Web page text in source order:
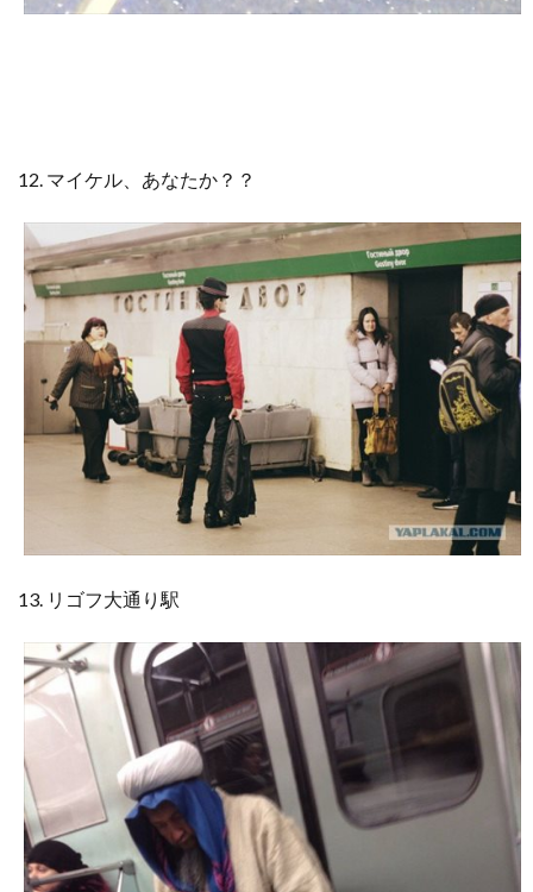
12. マイケル、あなたか？？
13. リゴフ大通り駅